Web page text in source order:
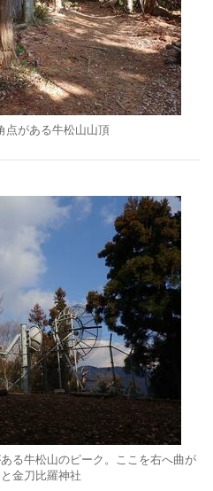
点がある牛松山山頂
る牛松山のピーク。ここを右へ曲が
金刀比羅神社